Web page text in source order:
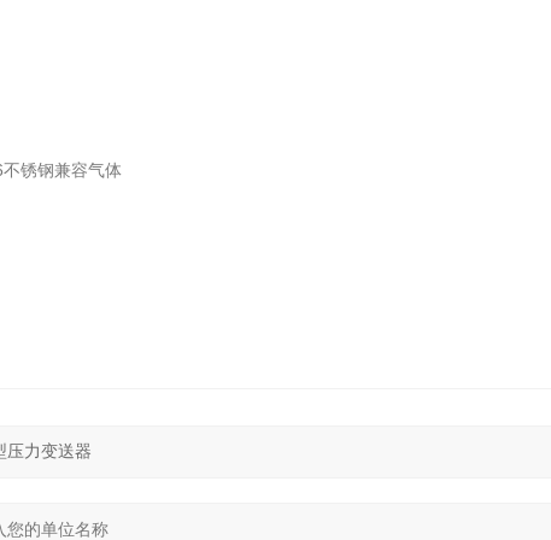
锈钢兼容气体